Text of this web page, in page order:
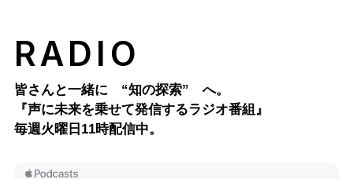
RADIO
皆さんと一緒に “知の探索” へ。
『声に未来を乗せて発信するラジオ番組』
毎週火曜日11時配信中。